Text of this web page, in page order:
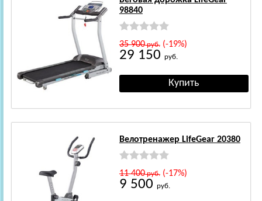
98840
35 900руб.(-19%)
29 150 руб.
Велотренажер LifeGear 20380
11 400руб.(-17%)
9 500 руб.